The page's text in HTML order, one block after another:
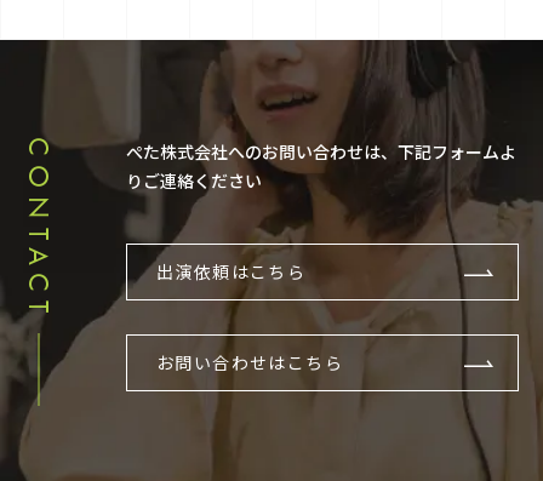
CONTACT
ぺた株式会社へのお問い合わせは、下記フォームよ
りご連絡ください
出演依頼はこちら
お問い合わせはこちら